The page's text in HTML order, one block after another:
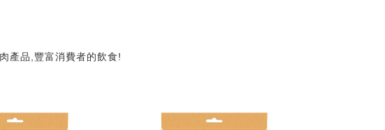
產品,豐富消費者的飲食!